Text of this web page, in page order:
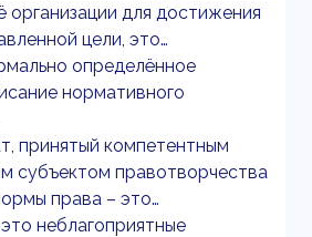
организации для достижения
цели, это…
определённое
нормативного
принятый компетентным
субъектом правотворчества
права – это…
неблагоприятные